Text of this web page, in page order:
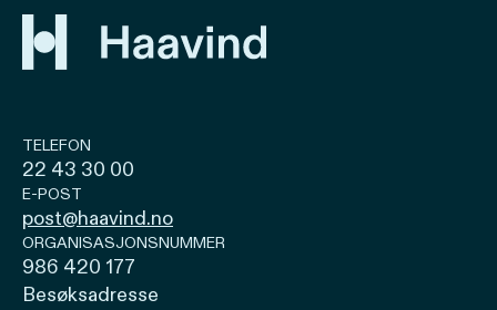
TELEFON
22 43 30 00
E-POST
post@haavind.no
ORGANISASJONSNUMMER
986 420 177
Besøksadresse